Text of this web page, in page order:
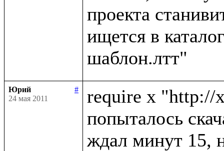
проекта
ищется в
Юрий
#
24 мая 2011
require x "http://
попыталось
ждал минут 15,